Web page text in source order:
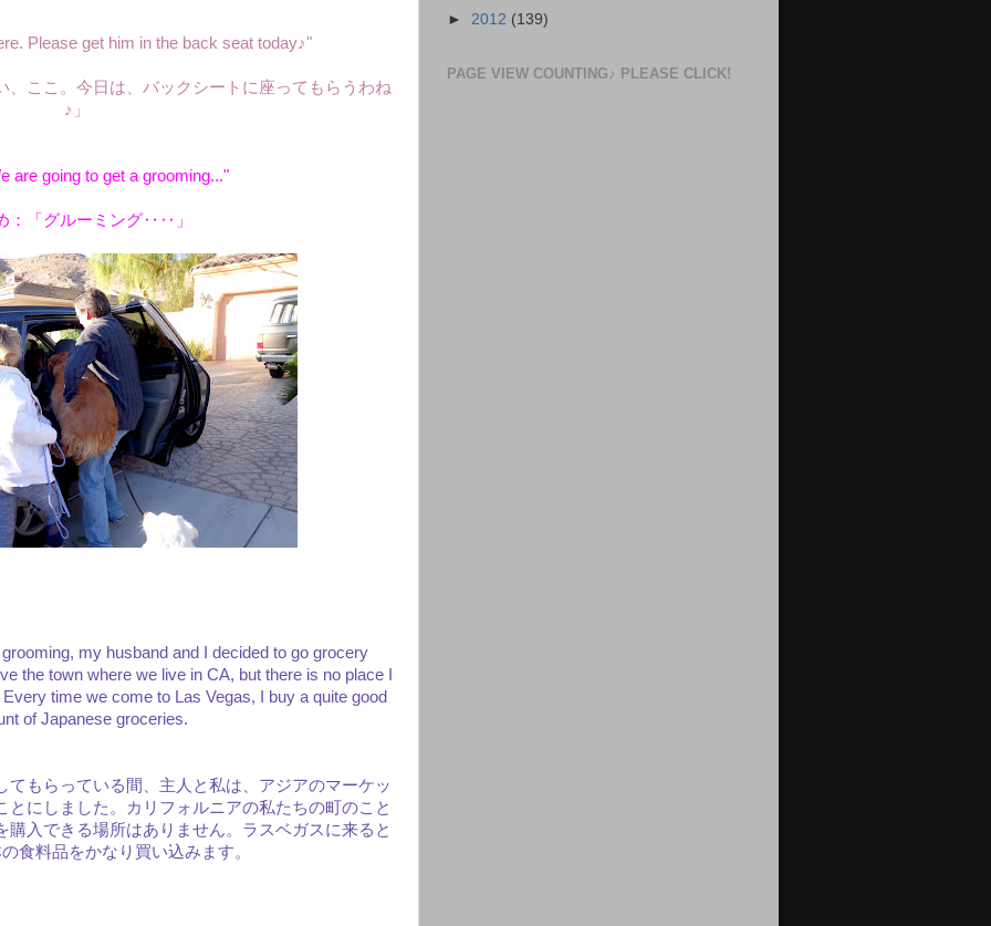
Please get him in the back seat today♪"
、ここ。今日は、バックシートに座ってもらうわね
♪」
are going to get a grooming..."
：「グルーミング‥‥」
my husband and I decided to go grocery
the town where we live in CA, but there is no place I
time we come to Las Vegas, I buy a quite good
of Japanese groceries.
てもらっている間、主人と私は、アジアのマーケッ
とにしました。カリフォルニアの私たちの町のこと
購入できる場所はありません。ラスベガスに来ると
食料品をかなり買い込みます。
► 2012 (139)
PAGE VIEW COUNTING♪ PLEASE CLICK!